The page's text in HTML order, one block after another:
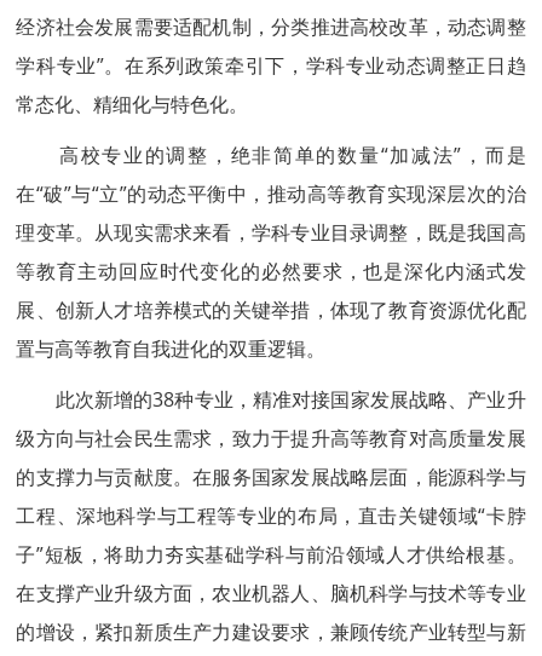
经济社会发展需要适配机制，分类推进高校改革，动态调整
学科专业”。在系列政策牵引下，学科专业动态调整正日趋
常态化、精细化与特色化。
高校专业的调整，绝非简单的数量“加减法”，而是
在“破”与“立”的动态平衡中，推动高等教育实现深层次的治
理变革。从现实需求来看，学科专业目录调整，既是我国高
等教育主动回应时代变化的必然要求，也是深化内涵式发
展、创新人才培养模式的关键举措，体现了教育资源优化配
置与高等教育自我进化的双重逻辑。
此次新增的38种专业，精准对接国家发展战略、产业升
级方向与社会民生需求，致力于提升高等教育对高质量发展
的支撑力与贡献度。在服务国家发展战略层面，能源科学与
工程、深地科学与工程等专业的布局，直击关键领域“卡脖
子”短板，将助力夯实基础学科与前沿领域人才供给根基。
在支撑产业升级方面，农业机器人、脑机科学与技术等专业
的增设，紧扣新质生产力建设要求，兼顾传统产业转型与新